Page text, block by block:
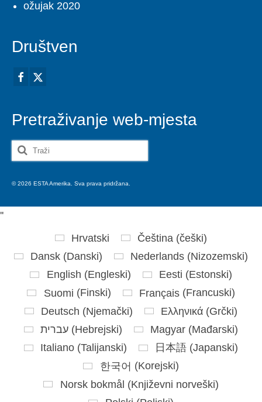
ožujak 2020
Društven
Pretraživanje web-mjesta
Search
for:
© 2026 ESTA Amerika. Sva prava pridržana.
''
Hrvatski
Čeština (češki)
Dansk (Danski) Nederlands (Nizozemski)
English (Engleski) Eesti (Estonski)
Suomi (Finski) Français(Francuski)
Deutsch (Njemački) Ελληνικά (Grčki)
עברית (Hebrejski) Magyar (Mađarski)
Italiano (Talijanski) 日本語 (Japanski)
한국어 (Korejski)
Norsk bokmål (Književni norveški)